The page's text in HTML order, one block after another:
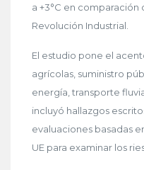
a +3°C en
Revolución Industrial.
El estudio pone el
agrícolas, suministro
energía, transporte
incluyó hallazgos
evaluaciones basadas
UE para examinar los